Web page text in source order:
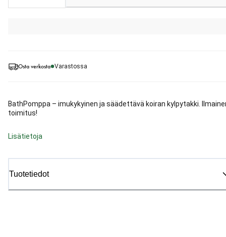
Osta verkosta Varastossa
BathPomppa – imukykyinen ja säädettävä koiran kylpytakki.
toimitus!
Lisätietoja
Tuotetiedot